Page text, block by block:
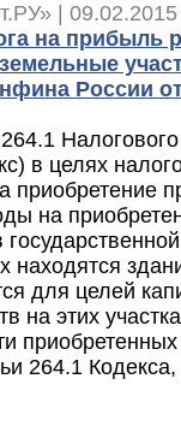
|
на прибыль
России от
в целях
приобретение
на
находятся
для целей
на этих
264.1